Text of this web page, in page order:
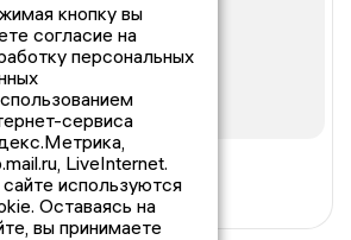
кнопку вы
согласие на
персональных
сервиса
LiveInternet.
используются
Оставаясь на
вы принимаете